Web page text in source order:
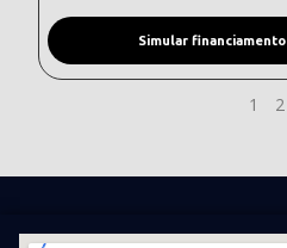
Simular financiamento
1 2